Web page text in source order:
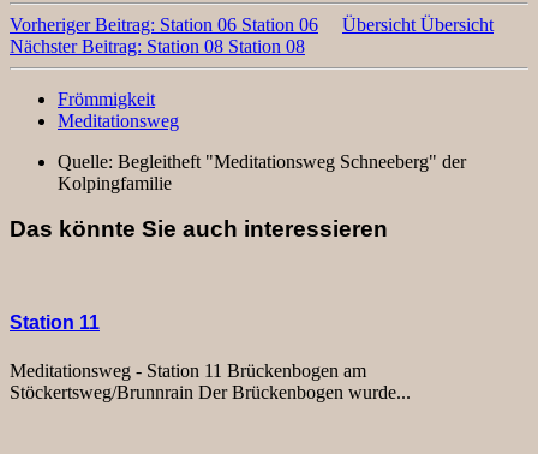
Vorheriger Beitrag: Station 06 Station 06 Übersicht Übersicht
Nächster Beitrag: Station 08 Station 08
Frömmigkeit
Meditationsweg
Quelle: Begleitheft "Meditationsweg Schneeberg" der
Kolpingfamilie
Das könnte Sie auch interessieren
Station 11
Meditationsweg - Station 11 Brückenbogen am
Stöckertsweg/Brunnrain Der Brückenbogen wurde...